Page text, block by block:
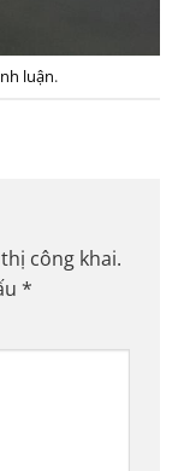
luận.
công khai.
*